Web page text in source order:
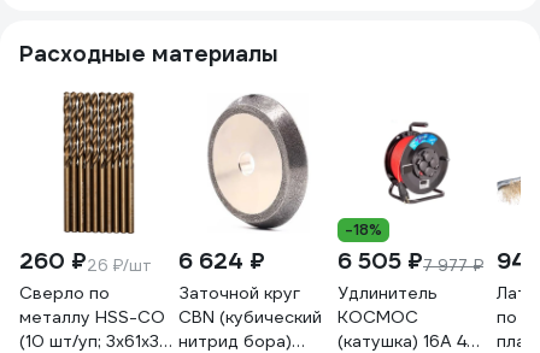
Расходные материалы
260 ₽26 ₽/шт
Сверло по
металлу HSS-CO
(10 шт/уп; 3x61x33
6 624 ₽
Заточной круг
CBN (кубический
нитрид бора)
-18%
6 505 ₽7 977 ₽
Удлинитель
КОСМОС
(катушка) 16А 4
94
по